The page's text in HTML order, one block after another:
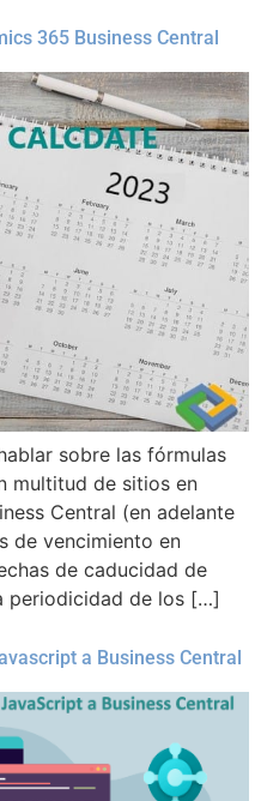
365 Business Central
sobre las fórmulas
multitud de sitios en
Central (en adelante
de vencimiento en
de caducidad de
periodicidad de los […]
a Business Central